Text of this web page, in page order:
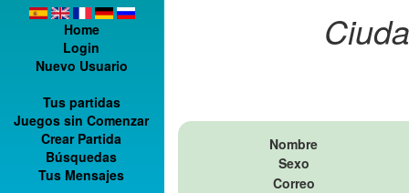
Home
Login
Nuevo Usuario
Tus partidas
Juegos sin Comenzar
Crear Partida
Búsquedas
Tus Mensajes
Nombre
Sexo
Correo